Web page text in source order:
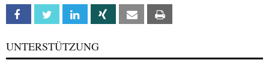
Facebook Twitter Linkedin Xing Email
UNTERSTÜTZUNG